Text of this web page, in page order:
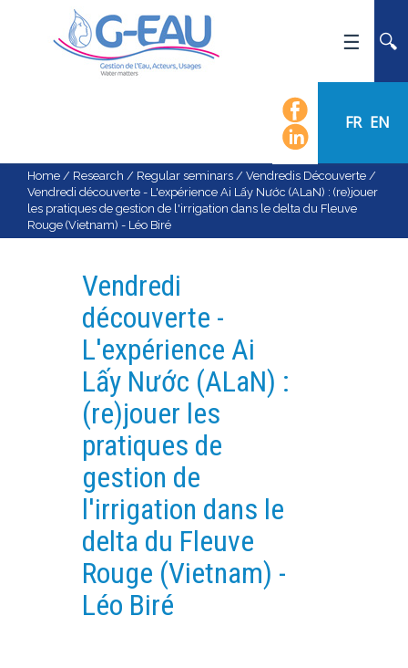
FR EN
NEWS
EVENTS
CALENDAR OF EVENTS
SCIENTIFIC FIELDS
RECRUITMENT
RESEARCH
EXPERIMENTAL PLATFORMS
GEOGRAPHIC LOCATIONS
CURRENT PROJECTS
COMPLETED PROJECTS
UMR NETWORKS
REGULAR SEMINARS
TRAINING COURSES
Home / Research / Regular seminars / Vendredis Découverte /
Vendredi découverte - L'expérience Ai Lấy Nước (ALaN) : (re)jouer
les pratiques de gestion de l'irrigation dans le delta du Fleuve
Rouge (Vietnam) - Léo Biré
Vendredi
découverte -
L'expérience Ai
Lấy Nước (ALaN) :
(re)jouer les
pratiques de
gestion de
l'irrigation dans le
delta du Fleuve
Rouge (Vietnam) -
Léo Biré